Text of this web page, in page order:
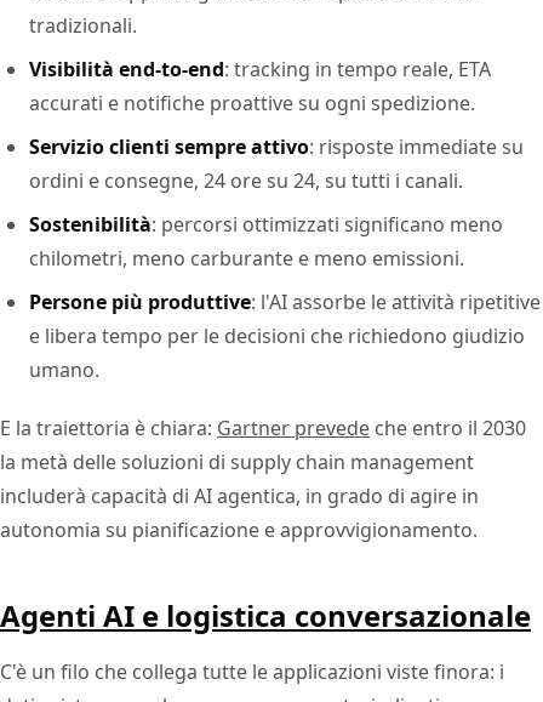
tradizionali.
Visibilità end-to-end: tracking in tempo reale, ETA
accurati e notifiche proattive su ogni spedizione.
Servizio clienti sempre attivo: risposte immediate su
ordini e consegne, 24 ore su 24, su tutti i canali.
Sostenibilità: percorsi ottimizzati significano meno
chilometri, meno carburante e meno emissioni.
Persone più produttive: l'AI assorbe le attività ripetitive
e libera tempo per le decisioni che richiedono giudizio
umano.
E la traiettoria è chiara: Gartner prevede che entro il 2030
la metà delle soluzioni di supply chain management
includerà capacità di AI agentica, in grado di agire in
autonomia su pianificazione e approvvigionamento.
Agenti AI e logistica conversazionale
C'è un filo che collega tutte le applicazioni viste finora: i